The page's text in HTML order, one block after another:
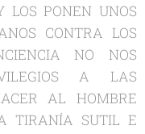
LOS PONEN UNOS
CONTRA LOS
NO NOS
A LAS
AL HOMBRE
TIRANÍA SUTIL E